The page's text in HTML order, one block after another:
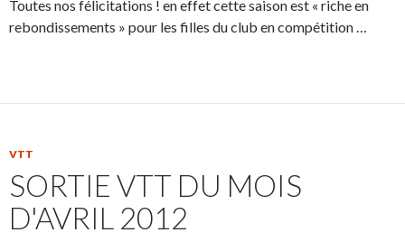
Toutes nos félicitations ! en effet cette saison est « riche en
rebondissements » pour les filles du club en compétition …
VTT
SORTIE VTT DU MOIS
D'AVRIL 2012